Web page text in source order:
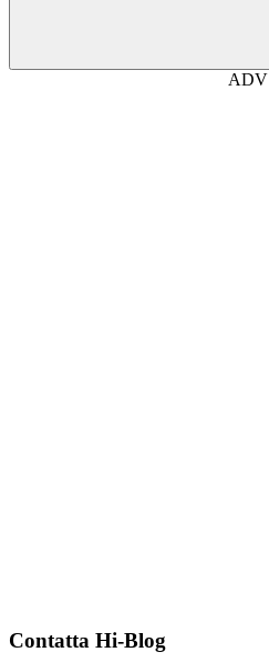
ADV
Contatta Hi-Blog